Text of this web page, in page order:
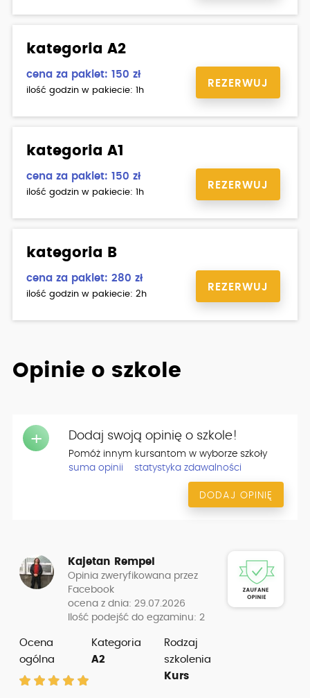
kategoria A2
cena za pakiet: 150 zł
ilość godzin w pakiecie: 1h
REZERWUJ
kategoria A1
cena za pakiet: 150 zł
ilość godzin w pakiecie: 1h
REZERWUJ
kategoria B
cena za pakiet: 280 zł
ilość godzin w pakiecie: 2h
REZERWUJ
Opinie o szkole
+ Dodaj swoją opinię o szkole!
Pomóż innym kursantom w wyborze szkoły
suma opinii
statystyka zdawalności
DODAJ OPINIĘ
Kajetan Rempel
Opinia zweryfikowana przez
Facebook
ocena z dnia: 29.07.2026
Ilość podejść do egzaminu: 2
Ocena
ogólna
Kategoria
A2
Rodzaj
szkolenia
Kurs